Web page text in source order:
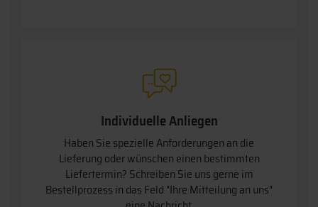
Individuelle Anliegen
Haben Sie spezielle Anforderungen an die
Lieferung oder wünschen einen bestimmten
Liefertermin? Schreiben Sie uns gerne im
Bestellprozess in das Feld "Ihre Mitteilung an uns"